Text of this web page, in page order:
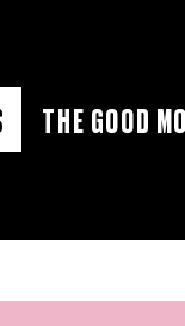
THE GOOD